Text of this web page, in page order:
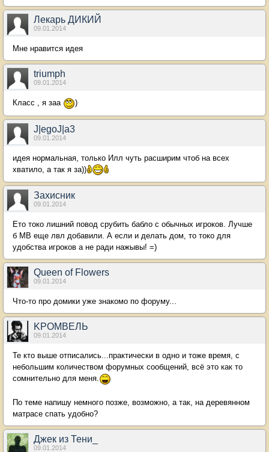
Лекарь ДИКИЙ
09.01.2014
Мне нравится идея
triumph
09.01.2014
Класс , я заа )
J|egoJ|a3
09.01.2014
идея нормальная, только Илл чуть расширим чтоб на всех
хватило, а так я за))
Захисник
09.01.2014
Ето токо лишний повод срубить бабло с обычных игроков. Лучше
б МВ еще лвл добавили. А если и делать дом, то токо для
удобства игроков а не ради нажывы! =)
Queen of Flowers
09.01.2014
Что-то про домики уже знакомо по форуму...
KРОМВЕЛЬ
09.01.2014
Те кто выше отписались...практически в одно и тоже время, с
небольшим количеством форумных сообщений, всё это как то
сомнительно для меня.
По теме напишу немного позже, возможно, а так, на деревянном
матрасе спать удобно?
Джек из Тени_
09.01.2014